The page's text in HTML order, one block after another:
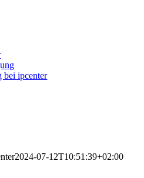
bei ipcenter
2024-07-12T10:51:39+02:00